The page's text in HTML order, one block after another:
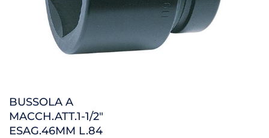
BUSSOLA A
MACCH.ATT.1-1/2"
ESAG.46MM L.84